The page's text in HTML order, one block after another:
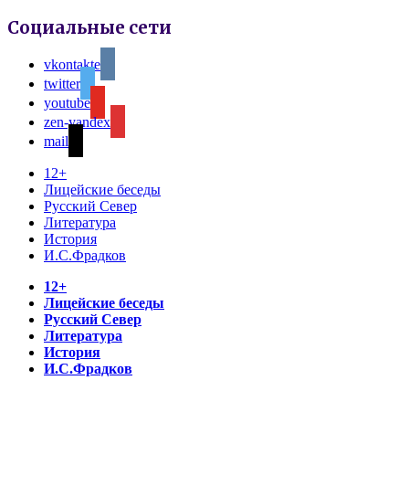
Социальные сети
vkontakte
twitter
youtube
zen-yandex
mail
12+
Лицейские беседы
Русский Север
Литература
История
И.С.Фрадков
12+
Лицейские беседы
Русский Север
Литература
История
И.С.Фрадков